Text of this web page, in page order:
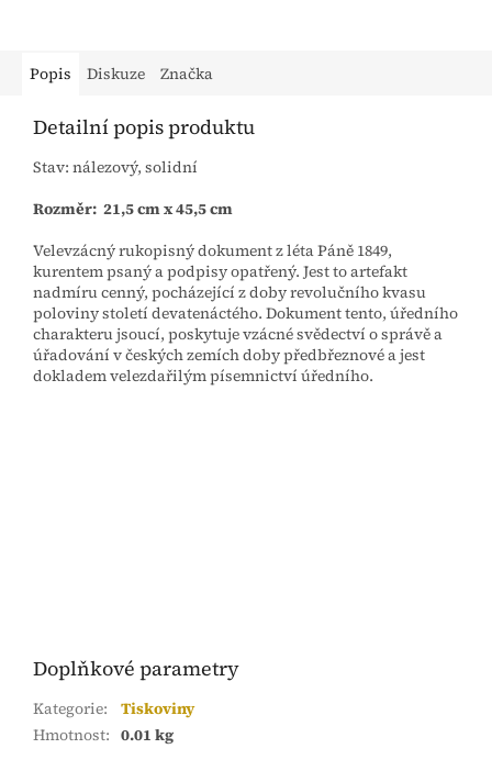
Popis Diskuze Značka
Detailní popis produktu
Stav: nálezový, solidní
Rozměr: 21,5 cm x 45,5 cm
Velevzácný rukopisný dokument z léta Páně 1849,
kurentem psaný a podpisy opatřený. Jest to artefakt
nadmíru cenný, pocházející z doby revolučního kvasu
poloviny století devatenáctého. Dokument tento, úředního
charakteru jsoucí, poskytuje vzácné svědectví o správě a
úřadování v českých zemích doby předbřeznové a jest
dokladem velezdařilým písemnictví úředního.
Doplňkové parametry
Kategorie:
Tiskoviny
Hmotnost: 0.01 kg